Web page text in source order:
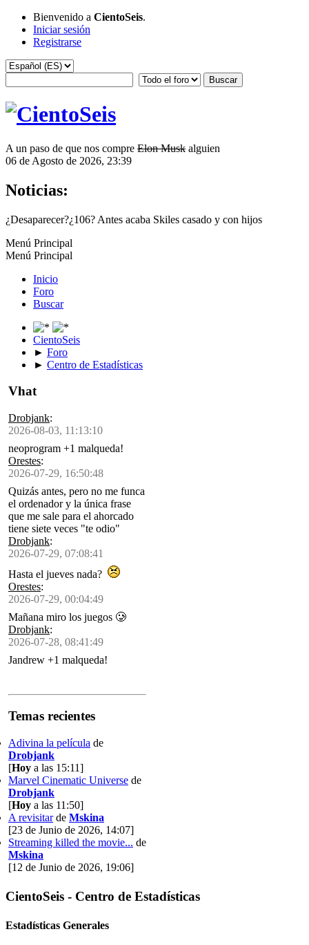
Bienvenido a CientoSeis.
Iniciar sesión
Registrarse
A un paso de que nos compre Elon Musk alguien
06 de Agosto de 2026, 23:39
Noticias:
¿Desaparecer?¿106? Antes acaba Skiles casado y con hijos
Menú Principal
Menú Principal
Inicio
Foro
Buscar
CientoSeis
► Foro
► Centro de Estadísticas
Vhat
Drobjank:
2026-08-03, 11:13:10
neoprogram +1 malqueda!
Orestes:
2026-07-29, 16:50:48
Quizás antes, pero no me funca
el ordenador y la única frase
que me sale para el ahorcado
tiene siete veces "te odio"
Drobjank:
2026-07-29, 07:08:41
Hasta el jueves nada?
Orestes:
2026-07-29, 00:04:49
Mañana miro los juegos 🥲
Drobjank:
2026-07-28, 08:41:49
Jandrew +1 malqueda!
Temas recientes
Adivina la película de
Drobjank
[Hoy a las 15:11]
Marvel Cinematic Universe de
Drobjank
[Hoy a las 11:50]
A revisitarde Mskina
[23 de Junio de 2026, 14:07]
Streaming killed the movie... de
Mskina
[12 de Junio de 2026, 19:06]
CientoSeis - Centro de Estadísticas
Estadísticas Generales